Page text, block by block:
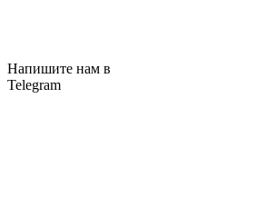
Напишите нам в
Telegram